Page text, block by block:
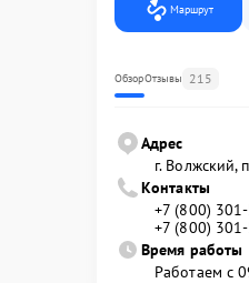
Маршрут
ОбзорОтзывы 215
Адрес
г. Волжский,
Контакты
+7 (800)
+7 (800)
Время работы
Работаем с